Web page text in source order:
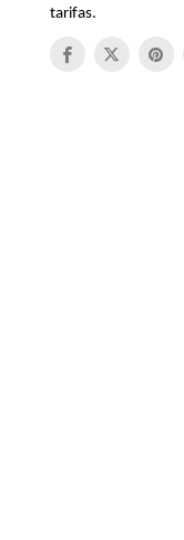
tarifas.